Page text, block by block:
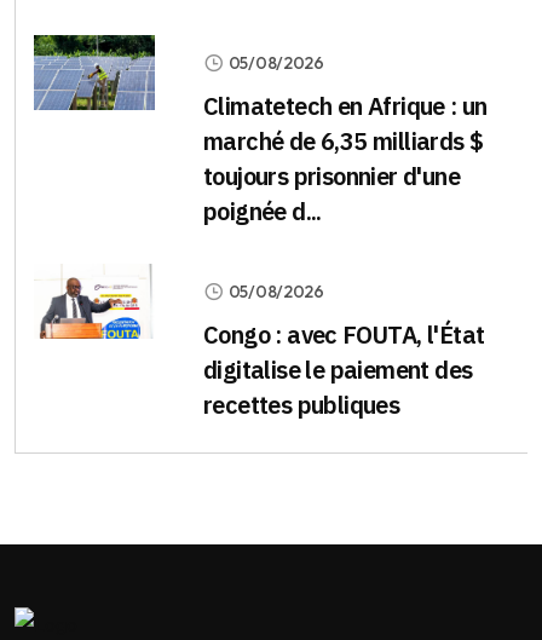
05/08/2026
Climatetech en Afrique : un
marché de 6,35 milliards $
toujours prisonnier d'une
poignée d...
05/08/2026
Congo : avec FOUTA, l'État
digitalise le paiement des
recettes publiques